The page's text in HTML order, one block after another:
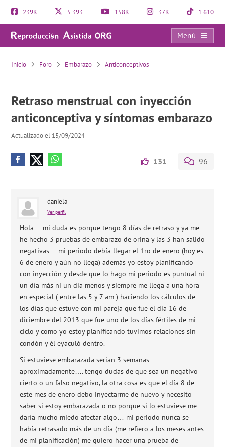
239K 5.393 158K 37K 1.610
Menú
Retraso menstrual con inyección anticonceptiva y síntomas embarazo
Inicio Foro Embarazo Anticonceptivos
Retraso menstrual con inyección
anticonceptiva y síntomas embarazo
Actualizado el 15/09/2024
131 96
daniela
Ver perfil
Hola… mi duda es porque tengo 8 días de retraso y ya me
he hecho 3 pruebas de embarazo de orina y las 3 han salido
negativas… mi periodo debía llegar el 1ro de enero (hoy es
6 de enero y aún no llega) además yo estoy planificando
con inyección y desde que lo hago mi periodo es puntual ni
un día más ni un día menos y siempre me llega a una hora
en especial ( entre las 5 y 7 am ) haciendo los cálculos de
los días que estuve con mi pareja que fue el día 16 de
diciembre del 2013 que fue uno de los días fértiles de mi
ciclo y como yo estoy planificando tuvimos relaciones sin
condón y él eyaculó dentro.
Si estuviese embarazada serian 3 semanas
aproximadamente…. tengo dudas de que sea un negativo
cierto o un falso negativo, la otra cosa es que el día 8 de
este mes de enero debo inyectarme de nuevo y necesito
saber si estoy embarazada o no porque si lo estuviese me
daría mucho miedo afectar algo… mi periodo nunca se
había retrasado más de un día (me refiero a los meses antes
de mi planificación) me quiero hacer una prueba de